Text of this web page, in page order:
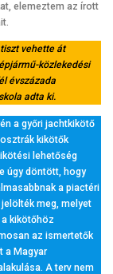
elemeztem az írott
vehette át
közlekedési
évszázada
adta ki.
a győri jachtkikötő
kikötők
lehetőség
úgy döntött, hogy
a piactéri
meg, melyet
kikötőhöz
az ismertetők
a Magyar
A terv nem